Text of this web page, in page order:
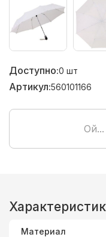
Доступно:0 шт
Артикул:560101166
Материал